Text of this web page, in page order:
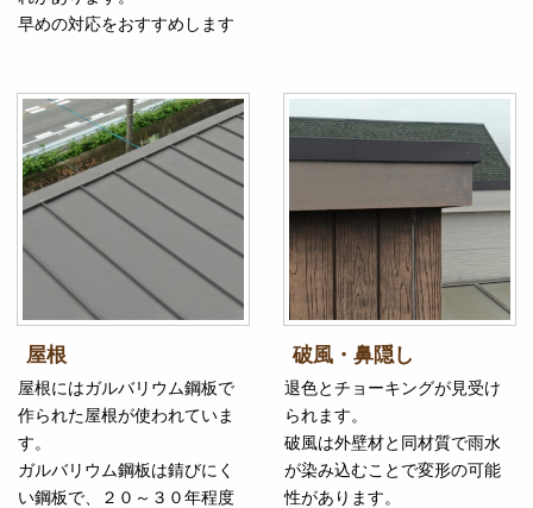
早めの対応をおすすめします
屋根
屋根にはガルバリウム鋼板で
作られた屋根が使われていま
す。
ガルバリウム鋼板は錆びにく
い鋼板で、２０～３０年程度
破風・鼻隠し
退色とチョーキングが見受け
られます。
破風は外壁材と同材質で雨水
が染み込むことで変形の可能
性があります。